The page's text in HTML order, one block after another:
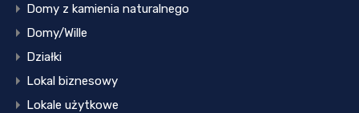
Domy z kamienia naturalnego
Domy/Wille
Działki
Lokal biznesowy
Lokale użytkowe